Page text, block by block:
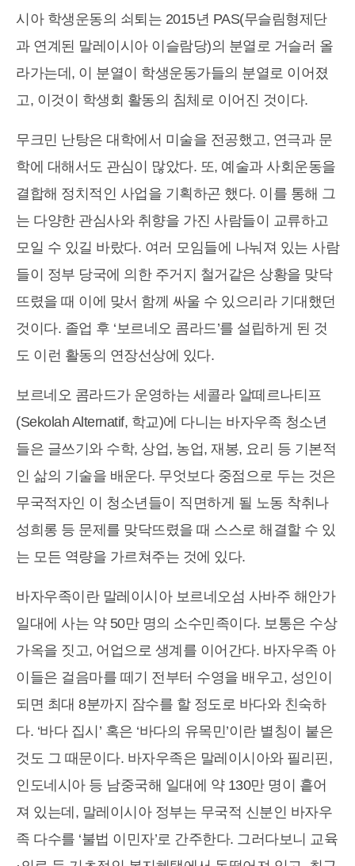
시아 학생운동의 쇠퇴는 2015년 PAS(무슬림형제단
과 연계된 말레이시아 이슬람당)의 분열로 거슬러 올
라가는데, 이 분열이 학생운동가들의 분열로 이어졌
고, 이것이 학생회 활동의 침체로 이어진 것이다.
무크민 난탕은 대학에서 미술을 전공했고, 연극과 문
학에 대해서도 관심이 많았다. 또, 예술과 사회운동을
결합해 정치적인 사업을 기획하곤 했다. 이를 통해 그
는 다양한 관심사와 취향을 가진 사람들이 교류하고
모일 수 있길 바랐다. 여러 모임들에 나눠져 있는 사람
들이 정부 당국에 의한 주거지 철거같은 상황을 맞닥
뜨렸을 때 이에 맞서 함께 싸울 수 있으리라 기대했던
것이다. 졸업 후 ‘보르네오 콤라드’를 설립하게 된 것
도 이런 활동의 연장선상에 있다.
보르네오 콤라드가 운영하는 세콜라 알떼르나티프
(Sekolah Alternatif, 학교)에 다니는 바자우족 청소년
들은 글쓰기와 수학, 상업, 농업, 재봉, 요리 등 기본적
인 삶의 기술을 배운다. 무엇보다 중점으로 두는 것은
무국적자인 이 청소년들이 직면하게 될 노동 착취나
성희롱 등 문제를 맞닥뜨렸을 때 스스로 해결할 수 있
는 모든 역량을 가르쳐주는 것에 있다.
바자우족이란 말레이시아 보르네오섬 사바주 해안가
일대에 사는 약 50만 명의 소수민족이다. 보통은 수상
가옥을 짓고, 어업으로 생계를 이어간다. 바자우족 아
이들은 걸음마를 떼기 전부터 수영을 배우고, 성인이
되면 최대 8분까지 잠수를 할 정도로 바다와 친숙하
다. ‘바다 집시’ 혹은 ‘바다의 유목민’이란 별칭이 붙은
것도 그 때문이다. 바자우족은 말레이시아와 필리핀,
인도네시아 등 남중국해 일대에 약 130만 명이 흩어
져 있는데, 말레이시아 정부는 무국적 신분인 바자우
족 다수를 ‘불법 이민자’로 간주한다. 그러다보니 교육